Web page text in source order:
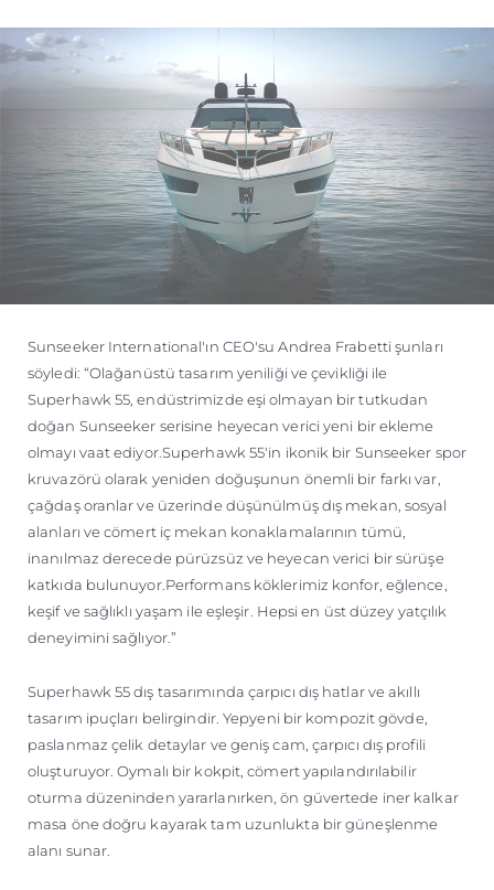
Sunseeker International'ın CEO'su Andrea Frabetti şunları
söyledi: “Olağanüstü tasarım yeniliği ve çevikliği ile
Superhawk 55, endüstrimizde eşi olmayan bir tutkudan
doğan Sunseeker serisine heyecan verici yeni bir ekleme
olmayı vaat ediyor.Superhawk 55'in ikonik bir Sunseeker spor
kruvazörü olarak yeniden doğuşunun önemli bir farkı var,
çağdaş oranlar ve üzerinde düşünülmüş dış mekan, sosyal
alanları ve cömert iç mekan konaklamalarının tümü,
inanılmaz derecede pürüzsüz ve heyecan verici bir sürüşe
katkıda bulunuyor.Performans köklerimiz konfor, eğlence,
keşif ve sağlıklı yaşam ile eşleşir. Hepsi en üst düzey yatçılık
deneyimini sağlıyor.”
Superhawk 55 dış tasarımında çarpıcı dış hatlar ve akıllı
tasarım ipuçları belirgindir. Yepyeni bir kompozit gövde,
paslanmaz çelik detaylar ve geniş cam, çarpıcı dış profili
oluşturuyor. Oymalı bir kokpit, cömert yapılandırılabilir
oturma düzeninden yararlanırken, ön güvertede iner kalkar
masa öne doğru kayarak tam uzunlukta bir güneşlenme
alanı sunar.